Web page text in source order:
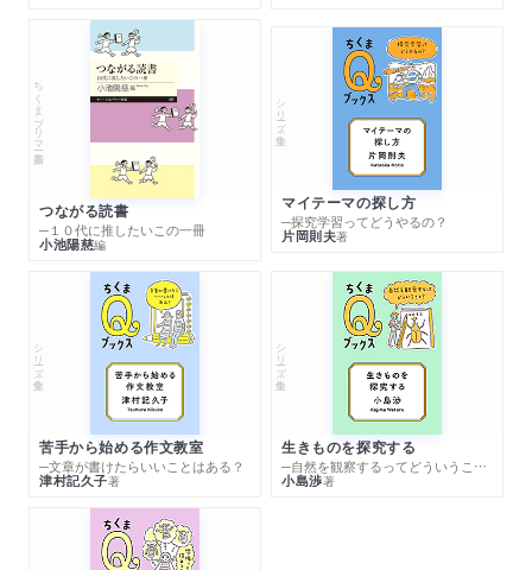
ちくまプリマー新書
つながる読書
─１０代に推したいこの一冊
小池陽慈編
シリーズ・全集
マイテーマの探し方
─探究学習ってどうやるの？
片岡則夫著
シリーズ・全集
苦手から始める作文教室
─文章が書けたらいいことはある？
津村記久子著
シリーズ・全集
生きものを探究する
─自然を観察するってどういうこと？
小島渉著